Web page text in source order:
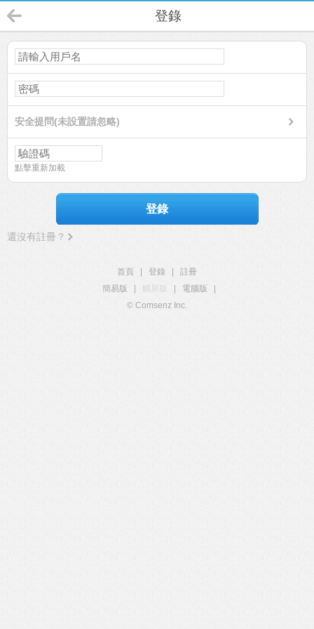
登錄
安全提問(未設置請忽略)
點擊重新加載
登錄
還沒有註冊？
首頁 登錄
註冊
簡易版
觸屏版 電腦版
© Comsenz Inc.